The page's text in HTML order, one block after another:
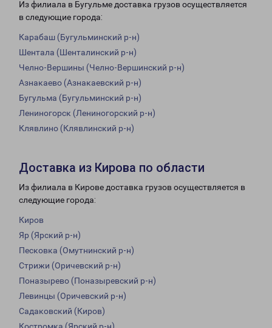
Из филиала в Бугульме доставка грузов осуществляется
в следующие города:
Карабаш (Бугульминский р-н)
Шентала (Шенталинский р-н)
Челно-Вершины (Челно-Вершинский р-н)
Азнакаево (Азнакаевский р-н)
Бугульма (Бугульминский р-н)
Лениногорск (Лениногорский р-н)
Клявлино (Клявлинский р-н)
Доставка из Кирова по области
Из филиала в Кирове доставка грузов осуществляется в
следующие города:
Киров
Яр (Ярский р-н)
Песковка (Омутнинский р-н)
Стрижи (Оричевский р-н)
Поназырево (Поназыревский р-н)
Левинцы (Оричевский р-н)
Садаковский (Киров)